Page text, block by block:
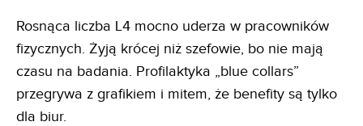
Rosnąca liczba L4 mocno uderza w pracowników
fizycznych. Żyją krócej niż szefowie, bo nie mają
czasu na badania. Profilaktyka „blue collars”
przegrywa z grafikiem i mitem, że benefity są tylko
dla biur.